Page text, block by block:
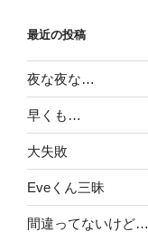
最近の投稿
夜な夜な…
早くも…
大失敗
Eveくん三昧
間違ってないけど…